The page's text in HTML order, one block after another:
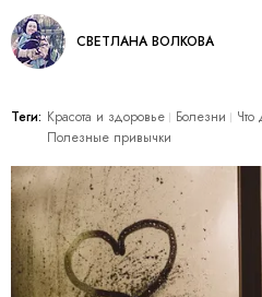
СВЕТЛАНА ВОЛКОВА
Теги: Красота и здоровье Болезни
Что
Полезные привычки